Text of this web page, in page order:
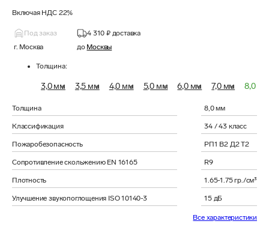
Включая НДС 22%
Под заказ 4 310 ₽ доставка
г. Москва
до Москвы
Толщина:
3,0 мм 3,5 мм 4,0 мм 5,0 мм 6,0 мм 7,0 мм 8,0 мм
Толщина 8,0 мм
Классификация 34 / 43 класс
Пожаробезопасность РП1 В2 Д2 Т2
Сопротивление скольжению EN 16165 R9
Плотность 1.65-1.75 гр./см³
Улучшение звукопоглощения ISO 10140-3 15 дБ
Все характеристики